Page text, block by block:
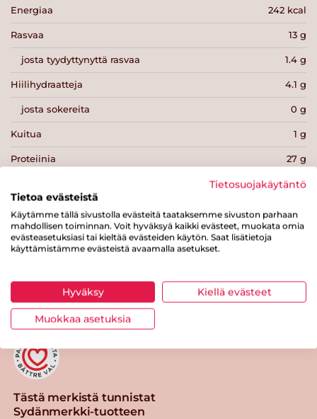
Energiaa 242 kcal
Rasvaa 13 g
josta tyydyttynyttä rasvaa 1.4 g
Hiilihydraatteja 4.1 g
josta sokereita 0 g
Kuitua 1 g
Proteiinia 27 g
0.8 g
Tästä merkistä tunnistat
Sydänmerkki-tuotteen
Tietosuojakäytäntö
Tietoa evästeistä
Käytämme tällä sivustolla evästeitä taataksemme sivuston parhaan
mahdollisen toiminnan. Voit hyväksyä kaikki evästeet, muokata omia
evästeasetuksiasi tai kieltää evästeiden käytön. Saat lisätietoja
käyttämistämme evästeistä avaamalla asetukset.
Hyväksy Kiellä evästeet
Muokkaa asetuksia